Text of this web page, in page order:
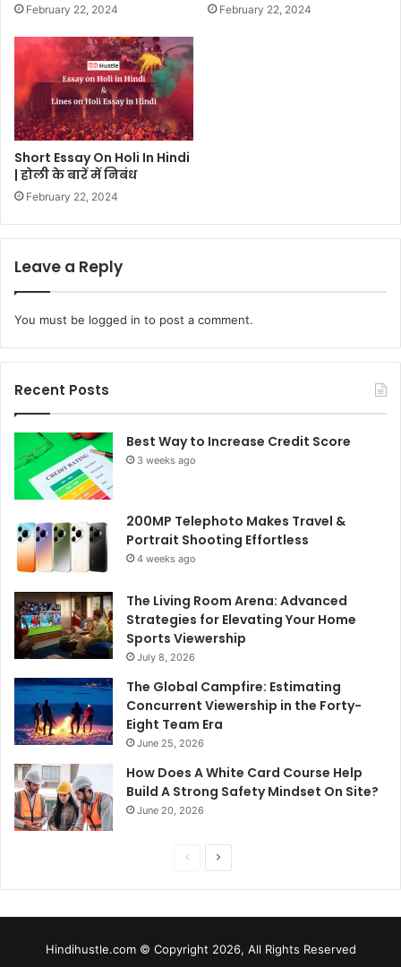
February 22, 2024 February 22, 2024
Short Essay On Holi In Hindi
| होली के बारें में निबंध
February 22, 2024
Leave a Reply
You must be logged in to post a comment.
Recent Posts
Best Way to Increase Credit Score
3 weeks ago
200MP Telephoto Makes Travel &
Portrait Shooting Effortless
4 weeks ago
The Living Room Arena: Advanced
Strategies for Elevating Your Home
Sports Viewership
July 8, 2026
The Global Campfire: Estimating
Concurrent Viewership in the Forty-
Eight Team Era
June 25, 2026
How Does A White Card Course Help
Build A Strong Safety Mindset On Site?
June 20, 2026
PreviousNext
Hindihustle.com © Copyright 2026, All Rights Reserved